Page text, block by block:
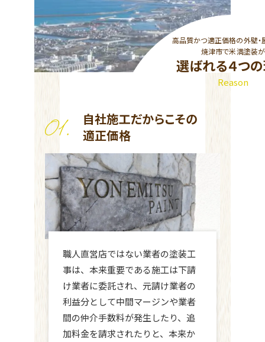
高品質かつ適正価格の外壁・
焼津市で米満塗装が
選ばれる４つ
Reason
自社施工だからこその
適正価格
職人直営店ではない業者の塗装工
事は、本来重要である施工は下請
け業者に委託され、元請け業者の
利益分として中間マージンや業者
間の仲介手数料が発生したり、追
加料金を請求されたりと、本来か